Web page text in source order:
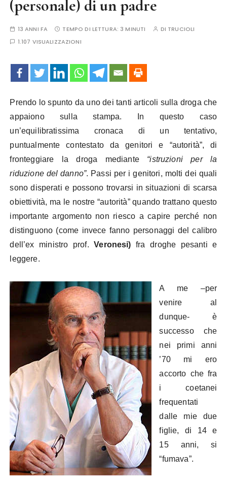
(personale) di un padre
13 ANNI FA TEMPO DI LETTURA: 3 MINUTI DI TRUCIOLI
1.107 VISUALIZZAZIONI
Prendo lo spunto da uno dei tanti articoli sulla droga che
appaiono sulla stampa. In questo caso
un’equilibratissima cronaca di un tentativo,
puntualmente contestato da genitori e “autorità”, di
fronteggiare la droga mediante “istruzioni per la
riduzione del danno”. Passi per i genitori, molti dei quali
sono disperati e possono trovarsi in situazioni di scarsa
obiettività, ma le nostre “autorità” quando trattano questo
importante argomento non riesco a capire perché non
distinguono (come invece fanno personaggi del calibro
dell’ex ministro prof.Veronesi) fra droghe pesanti e
leggere.
A me –per
venire al
dunque- è
successo che
nei primi anni
’70 mi ero
accorto che fra
i coetanei
frequentati
dalle mie due
figlie, di 14 e
15 anni, si
“fumava”.